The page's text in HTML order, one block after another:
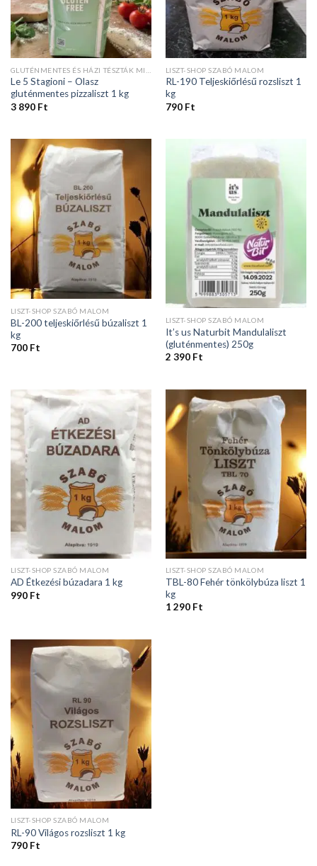
Le 5 Stagioni – Olasz
gluténmentes pizzaliszt 1 kg
3 890 Ft
LISZT-SHOP SZABÓ MALOM
RL-190 Teljeskiőrlésű rozsliszt 1
kg
790 Ft
LISZT-SHOP SZABÓ MALOM
BL-200 teljeskiőrlésű búzaliszt 1
kg
700 Ft
LISZT-SHOP SZABÓ MALOM
It’s us Naturbit Mandulaliszt
(gluténmentes) 250g
2 390 Ft
LISZT-SHOP SZABÓ MALOM
AD Étkezési búzadara 1 kg
990 Ft
LISZT-SHOP SZABÓ MALOM
TBL-80 Fehér tönkölybúza liszt 1
kg
1 290 Ft
LISZT-SHOP SZABÓ MALOM
RL-90 Világos rozsliszt 1 kg
790 Ft